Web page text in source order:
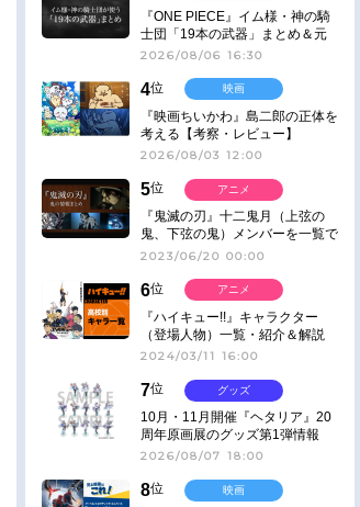
『ONE PIECE』イム様・神の騎
士団「19本の武器」まとめ＆元
ネタ
2026/08/06 16:30
4位
『映画ちいかわ』島二郎の正体を
考える【考察・レビュー】
2026/08/03 12:00
映画
5位
『鬼滅の刃』十二鬼月（上弦の
鬼、下弦の鬼）メンバーを一覧で
紹介＆解説（登場鬼の情報まと
2023/06/20 00:00
アニメ
6位
『ハイキュー!!』キャラクター
（登場人物）一覧・紹介＆解説
2024/03/11 16:00
アニメ
7位
10月・11月開催『ヘタリア』20
周年原画展のグッズ第1弾情報
2026/08/07 18:00
グッズ
8位
映画